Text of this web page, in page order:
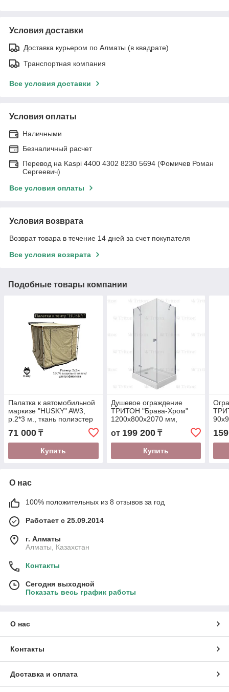
Условия доставки
Доставка курьером по Алматы (в квадрате)
Транспортная компания
Все условия доставки
Условия оплаты
Наличными
Безналичный расчет
Перевод на Kaspi 4400 4302 8230 5694 (Фомичев Роман
Сергеевич)
Все условия оплаты
Условия возврата
Возврат товара в течение 14 дней за счет покупателя
Все условия возврата
Подобные товары компании
Палатка к автомобильной
маркизе "HUSKY" AW3,
р.2*3 м., ткань полиэстер
420D, толщина:1,2 мм.
71 000 ₸
Купить
Душевое ограждение
ТРИТОН "Брава-Хром"
1200х800х2070 мм,
прямоуг. низкий поддон (3
места+сифонD90мм)
от 199 200₸
Купить
О нас
100% положительных из 8 отзывов за год
Работает с 25.09.2014
г. Алматы
Алматы, Казахстан
Контакты
Сегодня выходной
Показать весь график работы
О нас
Контакты
Доставка и оплата